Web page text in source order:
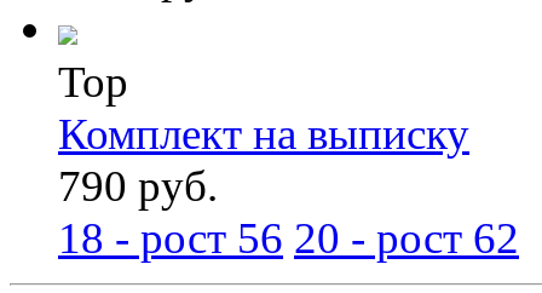
Top
Комплект на выписку
790 руб.
18 - рост 56 20 - рост 62